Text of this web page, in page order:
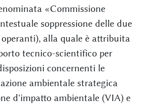
«Commissione
soppressione delle due
alla quale è attribuita
tecnico-scientifico per
concernenti le
ambientale strategica
d'impatto ambientale (VIA) e